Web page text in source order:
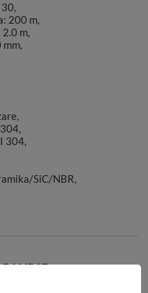
200 m,
2.0 m,
304,
SiC/NBR,
DAMBAT